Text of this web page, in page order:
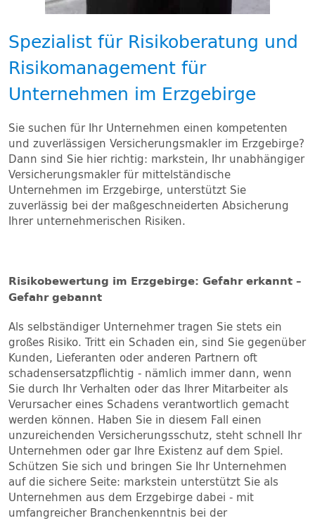
Spezialist für Risikoberatung und
Risikomanagement für
Unternehmen im Erzgebirge
Sie suchen für Ihr Unternehmen einen kompetenten
und zuverlässigen Versicherungsmakler im Erzgebirge?
Dann sind Sie hier richtig: markstein, Ihr unabhängiger
Versicherungsmakler für mittelständische
Unternehmen im Erzgebirge, unterstützt Sie
zuverlässig bei der maßgeschneiderten Absicherung
Ihrer unternehmerischen Risiken.
Risikobewertung im Erzgebirge: Gefahr erkannt –
Gefahr gebannt
Als selbständiger Unternehmer tragen Sie stets ein
großes Risiko. Tritt ein Schaden ein, sind Sie gegenüber
Kunden, Lieferanten oder anderen Partnern oft
schadensersatzpflichtig - nämlich immer dann, wenn
Sie durch Ihr Verhalten oder das Ihrer Mitarbeiter als
Verursacher eines Schadens verantwortlich gemacht
werden können. Haben Sie in diesem Fall einen
unzureichenden Versicherungsschutz, steht schnell Ihr
Unternehmen oder gar Ihre Existenz auf dem Spiel.
Schützen Sie sich und bringen Sie Ihr Unternehmen
auf die sichere Seite: markstein unterstützt Sie als
Unternehmen aus dem Erzgebirge dabei - mit
umfangreicher Branchenkenntnis bei der